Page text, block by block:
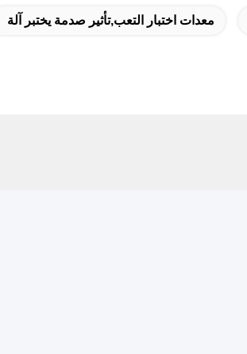
معدات اختبار التعب,تأثير صدمة يختبر آلة